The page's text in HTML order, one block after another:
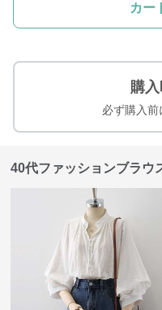
カー
購
必ず購入前
40代ファッションブラウ